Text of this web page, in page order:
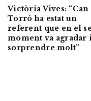
Victòria Vives: “Can
Torró ha estat un
referent que en el
moment va agradar
sorprendre molt”